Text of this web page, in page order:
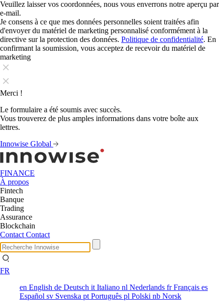
Veuillez laisser vos coordonnées, nous vous enverrons notre aperçu par
e-mail.
Je consens à ce que mes données personnelles soient traitées afin
d'envoyer du matériel de marketing personnalisé conformément à la
directive sur la protection des données. Politique de confidentialité. En
confirmant la soumission, vous acceptez de recevoir du matériel de
marketing
Merci !
Le formulaire a été soumis avec succès.
Vous trouverez de plus amples informations dans votre boîte aux
lettres.
Innowise Global
FINANCE
À propos
Fintech
Banque
Trading
Assurance
Blockchain
Contact Contact
FR
en English de Deutsch it Italiano nl Nederlands frFrançais es
Español sv Svenska pt Português pl Polski nb Norsk